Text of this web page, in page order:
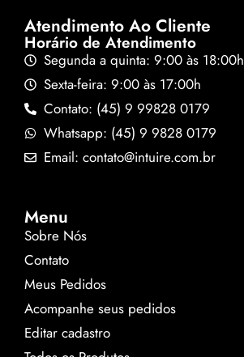
Atendimento Ao Cliente
Horário de Atendimento
Segunda a quinta: 9:00 às 18:00h
Sexta-feira: 9:00 às 17:00h
Contato: (45) 9 99828 0179
Whatsapp: (45) 9 9828 0179
Email: contato@intuire.com.br
Menu
Sobre Nós
Contato
Meus Pedidos
Acompanhe seus pedidos
Editar cadastro